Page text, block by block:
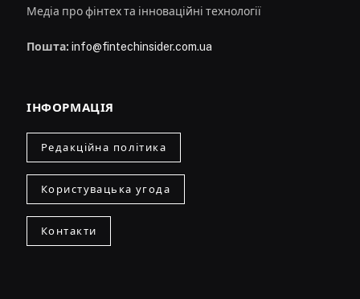
Медіа про фінтех та інноваційні технології
Пошта: info@fintechinsider.com.ua
ІНФОРМАЦІЯ
Редакційна політика
Користувацька угода
Контакти